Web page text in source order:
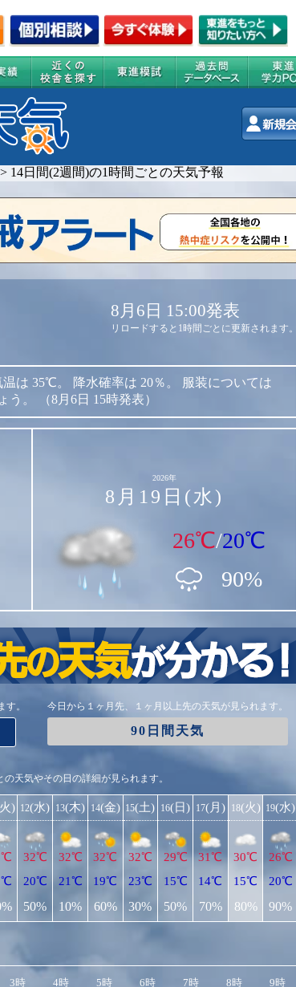
> 14日間(2週間)の1時間ごとの天気予報
8月6日 15:00発表
リロードすると1時間ごとに更新されます。
温は 35℃。 降水確率は 20％。
服装については
う。
（8月6日 15時発表）
2026年
8月19日(水)
26℃/20℃
90%
。 今日から１ヶ月先、１ヶ月以上先の天気が見られます。
90日間天気
天気やその日の詳細が見られます。
) 12(水)
32℃
20℃
50%
13(木)
32℃
21℃
10%
14(金)
32℃
19℃
60%
15(土)
32℃
23℃
30%
16(日)
29℃
15℃
50%
17(月)
31℃
14℃
70%
18(火)
30℃
15℃
80%
19(水)
26℃
20℃
90%
3時 4時 5時 6時 7時 8時 9時